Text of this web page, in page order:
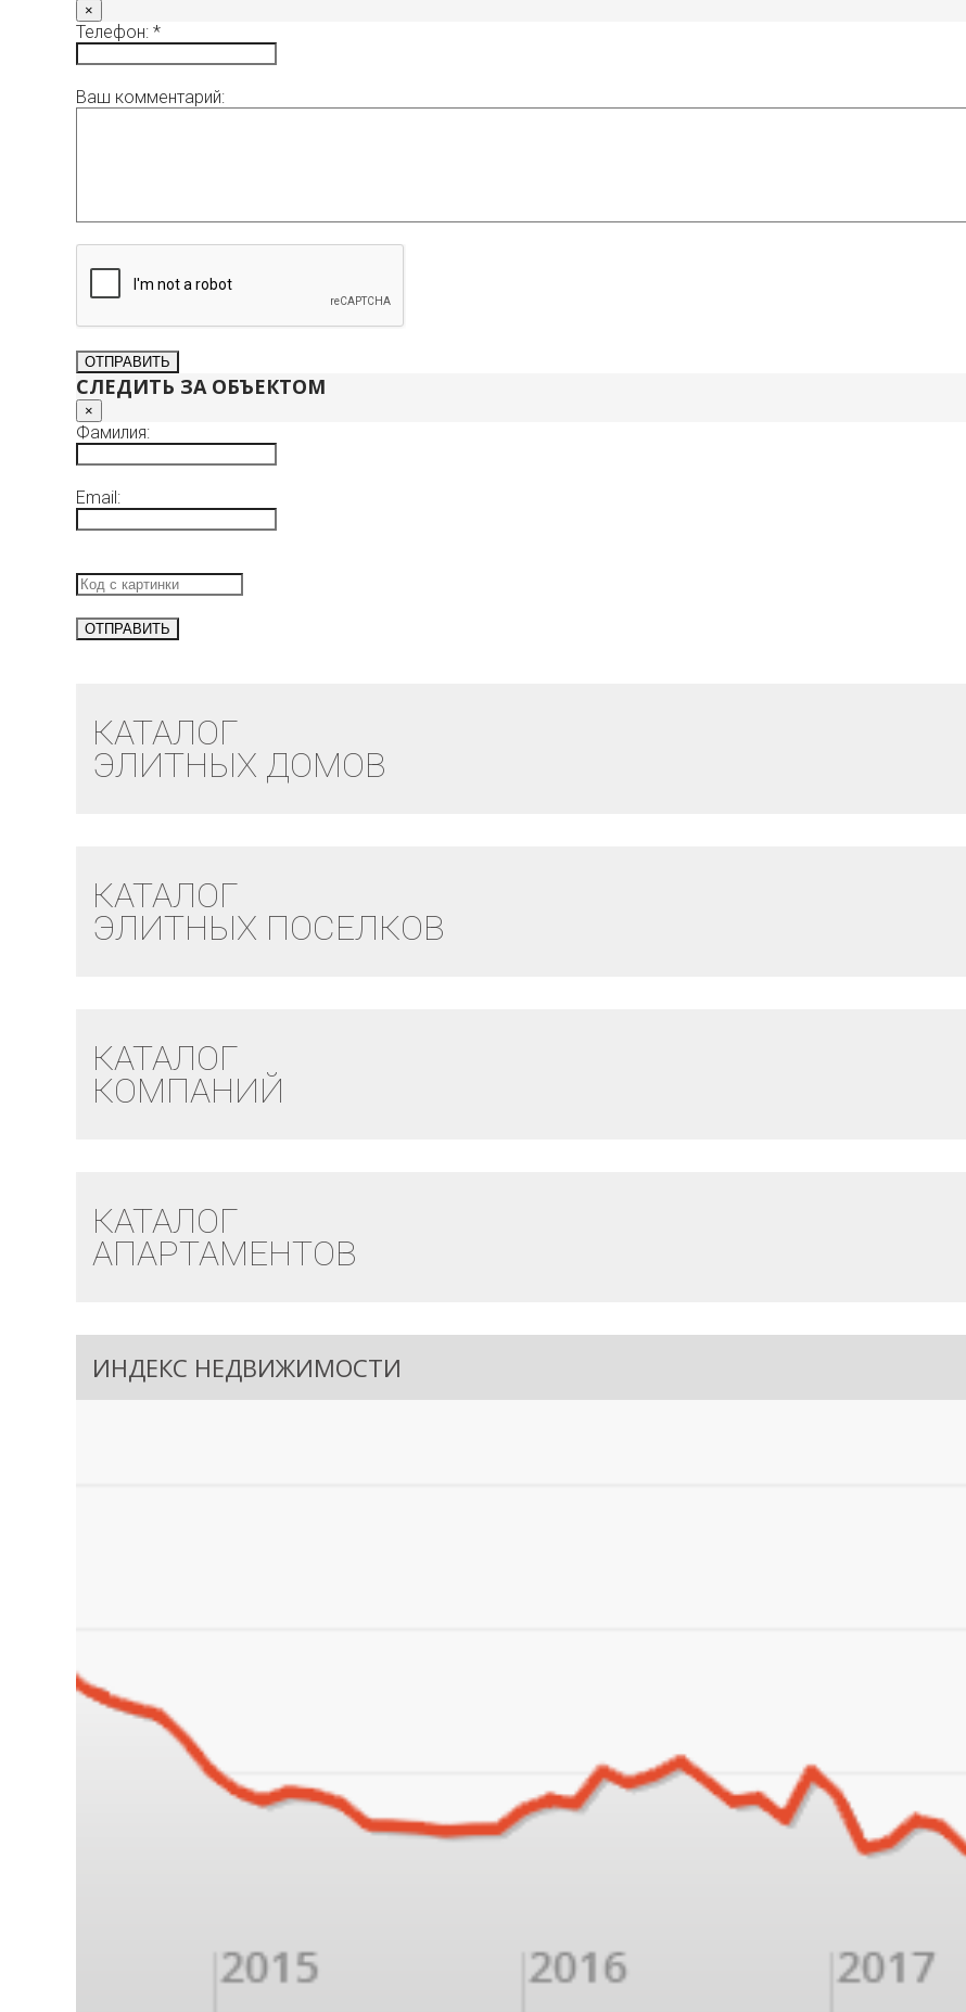
×
Телефон: *
Ваш комментарий:
СЛЕДИТЬ ЗА ОБЪЕКТОМ
×
Фамилия:
Email:
КАТАЛОГ
ЭЛИТНЫХ ДОМОВ
КАТАЛОГ
ЭЛИТНЫХ ПОСЕЛКОВ
КАТАЛОГ
КОМПАНИЙ
КАТАЛОГ
АПАРТАМЕНТОВ
ИНДЕКС НЕДВИЖИМОСТИ